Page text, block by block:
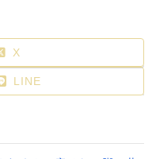
X
LINE